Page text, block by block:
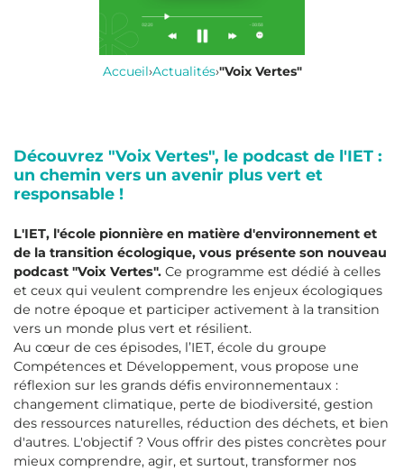
Accueil›Actualités›"Voix Vertes"
Découvrez "Voix Vertes", le podcast de l'IET :
un chemin vers un avenir plus vert et
responsable !
L'IET, l'école pionnière en matière d'environnement et
de la transition écologique, vous présente son nouveau
podcast "Voix Vertes". Ce programme est dédié à celles
et ceux qui veulent comprendre les enjeux écologiques
de notre époque et participer activement à la transition
vers un monde plus vert et résilient.
Au cœur de ces épisodes, l’IET, école du groupe
Compétences et Développement, vous propose une
réflexion sur les grands défis environnementaux :
changement climatique, perte de biodiversité, gestion
des ressources naturelles, réduction des déchets, et bien
d'autres. L'objectif ? Vous offrir des pistes concrètes pour
mieux comprendre, agir, et surtout, transformer nos